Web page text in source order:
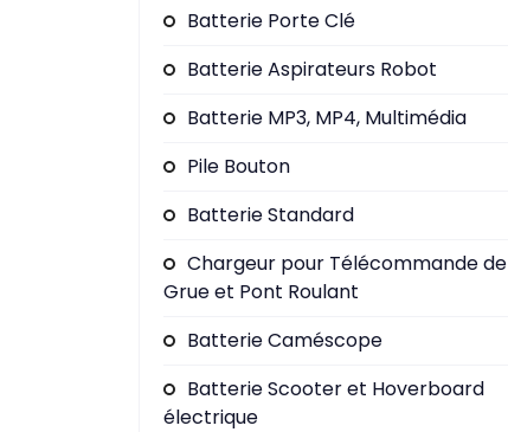
Batterie Porte Clé
Batterie Aspirateurs Robot
Batterie MP3, MP4, Multimédia
Pile Bouton
Batterie Standard
Chargeur pour Télécommande de
Grue et Pont Roulant
Batterie Caméscope
Batterie Scooter et Hoverboard
électrique